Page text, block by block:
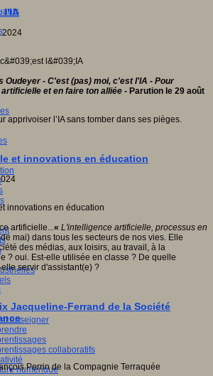
enseigner
collaboratifs
numérique
l'IA
2024
Oudeyer - C'est (pas) moi, c'est l'IA - Pour
et en faire ton alliée - Parution le 29 août
apprivoiser l’IA sans tomber dans ses pièges.
et innovations en éducation
artificielle...« L'intelligence artificielle, processus en
mai) dans tous les secteurs de nos vies. Elle
des médias, aux loisirs, au travail, à la
? oui. Est-elle utilisée en classe ? De quelle
servir d'assistant(e) ?
Jacqueline-Ferrand de la Société